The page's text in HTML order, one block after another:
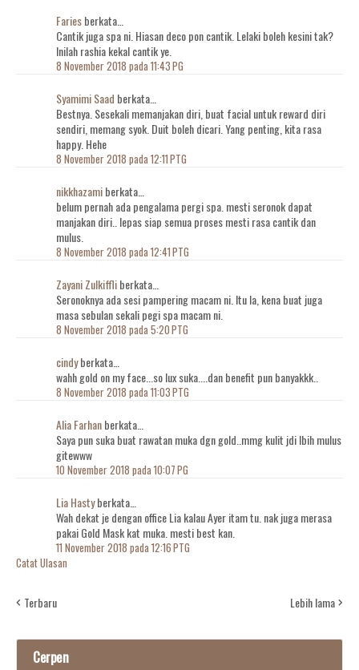
Fariesberkata…
Cantik juga spa ni. Hiasan deco pon cantik. Lelaki boleh kesini tak?
Inilah rashia kekal cantik ye.
8 November 2018 pada 11:43 PG
Syamimi Saad berkata…
Bestnya. Sesekali memanjakan diri, buat facial untuk reward diri
sendiri, memang syok. Duit boleh dicari. Yang penting, kita rasa
happy. Hehe
8 November 2018 pada 12:11 PTG
nikkhazamiberkata…
belum pernah ada pengalama pergi spa. mesti seronok dapat
manjakan diri.. lepas siap semua proses mesti rasa cantik dan
mulus.
8 November 2018 pada 12:41 PTG
Zayani Zulkiffliberkata…
Seronoknya ada sesi pampering macam ni. Itu la, kena buat juga
masa sebulan sekali pegi spa macam ni.
8 November 2018 pada 5:20 PTG
cindyberkata…
wahh gold on my face...so lux suka....dan benefit pun banyakkk..
8 November 2018 pada 11:03 PTG
Alia Farhanberkata…
Saya pun suka buat rawatan muka dgn gold..mmg kulit jdi lbih mulus
gitewww
10 November 2018 pada 10:07 PG
Lia Hastyberkata…
Wah dekat je dengan office Lia kalau Ayer itam tu. nak juga merasa
pakai Gold Mask kat muka. mesti best kan.
11 November 2018 pada 12:16 PTG
Catat Ulasan
Terbaru Lebih lama
Cerpen